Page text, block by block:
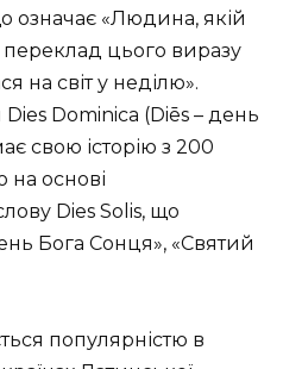
означає «Людина, якій
цього виразу
на світ у неділю».
Dominica (Diēs – день
свою історію з 200
на основі
Dies Solis, що
Бога Сонця», «Святий
популярністю в